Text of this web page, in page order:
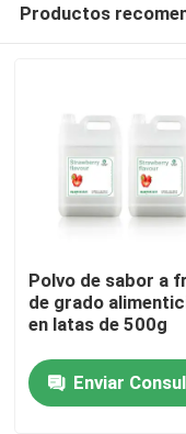
Hogar
Productos
Polvo de sabor a
de grado
en latas de 500g
Enviar